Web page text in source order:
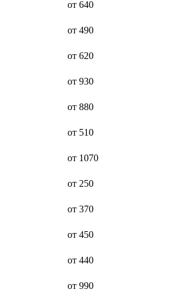
для розлива напитков
воды
ходьбы
от 640
от 490
от 620
от 930
от 880
от 510
от 1070
от 250
от 370
от 450
от 440
от 990